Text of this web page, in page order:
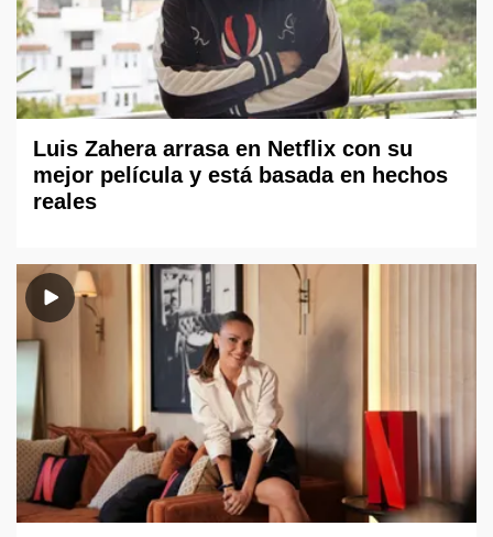
Luis Zahera arrasa en Netflix con su
mejor película y está basada en hechos
reales